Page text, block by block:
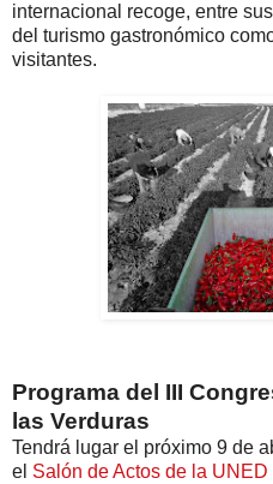
internacional recoge, entre
del turismo gastronómico
visitantes.
Programa del III
las Verduras
Tendrá lugar el próximo 9 de
el Salón de Actos de la UNED